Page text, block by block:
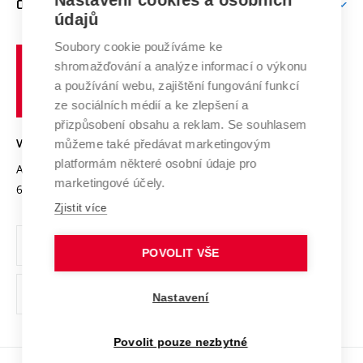
E-přihláška
Doktorské studium
Podpora podnikání
Systém zajišťování kvality výzkumu
Výzkumné infrastruktury
Transfer znalostí
Open Science
Projekty
Projekty ze strukturálních fondů
Specifický výzkum
Zahraniční spolupráce
Spolupráce se školami
Služby univerzity
Mezinárodní dohody
Univerzitní sítě
O UNIVERZITĚ
Profil univerzity
Udržitelná univerzita
Podnikavá univerzita / ContriBUTe
Bezpečná univerzita
Vyznamenání
Organizační struktura
Ochrana osobních údajů
odkaz)
učení
technické
VYSOKÉ UČENÍ TECHNICKÉ V BRNĚ
Antonínská 548/1
602 00 Brno
www.vut.cz
vut@vutbr.cz
údajů
Soubory cookie používáme ke
shromažďování a analýze informací o výkonu
a používání webu, zajištění fungování funkcí
ze sociálních médií a ke zlepšení a
přizpůsobení obsahu a reklam. Se souhlasem
můžeme také předávat marketingovým
platformám některé osobní údaje pro
marketingové účely.
Zjistit více
POVOLIT VŠE
Nastavení
Povolit pouze nezbytné